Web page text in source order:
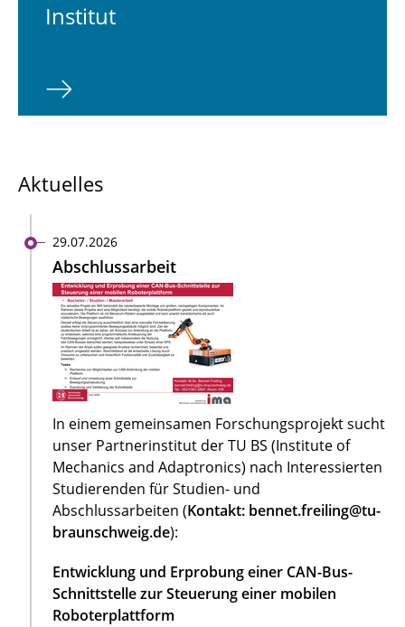
In­sti­tut
Aktuelles
29.07.2026
Abschlussarbeit
In einem gemeinsamen Forschungsprojekt sucht
unser Partnerinstitut der TU BS (Institute of
Mechanics and Adaptronics) nach Interessierten
Studierenden für Studien- und
Abschlussarbeiten (Kontakt: bennet.freiling@tu-
braunschweig.de):
Entwicklung und Erprobung einer CAN-Bus-
Schnittstelle zur Steuerung einer mobilen
Roboterplattform